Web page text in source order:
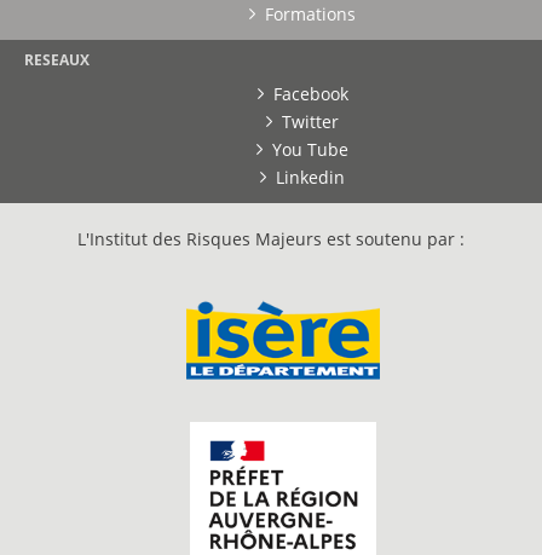
Formations
RESEAUX
Facebook
Twitter
You Tube
Linkedin
L'Institut des Risques Majeurs est soutenu par :